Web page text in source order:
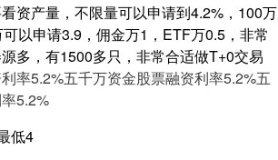
资产量，不限量可以申请到4.2%，100万
以申请3.9，佣金万1，ETF万0.5，非常
多，有1500多只，非常合适做T+0交易
率5.2%五千万资金股票融资利率5.2%五
5.2%
低4